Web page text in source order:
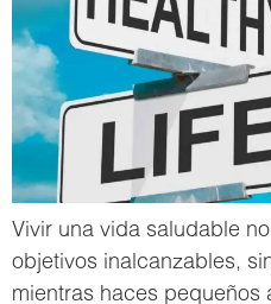
Vivir una vida saludable
objetivos inalcanzables,
mientras haces pequeños